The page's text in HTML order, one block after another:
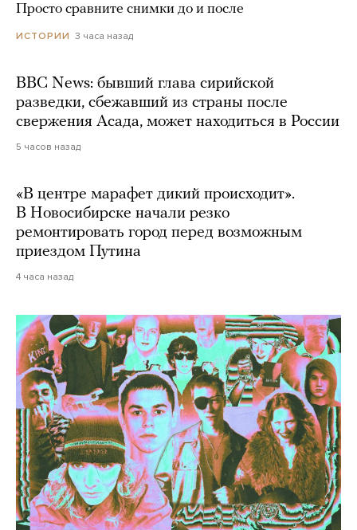
Просто сравните снимки до и после
ИСТОРИИ 3 часа назад
BBC News: бывший глава сирийской
разведки, сбежавший из страны после
свержения Асада, может находиться в России
5 часов назад
«В центре марафет дикий происходит».
В Новосибирске начали резко
ремонтировать город перед возможным
приездом Путина
4 часа назад